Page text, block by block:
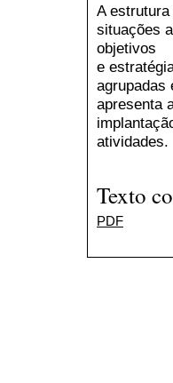
A
situações
objetivos
e
agrupadas
apresenta
atividades.
Texto
PDF